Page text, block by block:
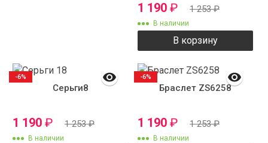
1 190 ₽ 1 253₽
В наличии
В корзину
Серьги8
1 190 ₽ 1 253₽
В наличии
-6%
Браслет ZS6258
1 190 ₽ 1 253₽
В наличии
-6%